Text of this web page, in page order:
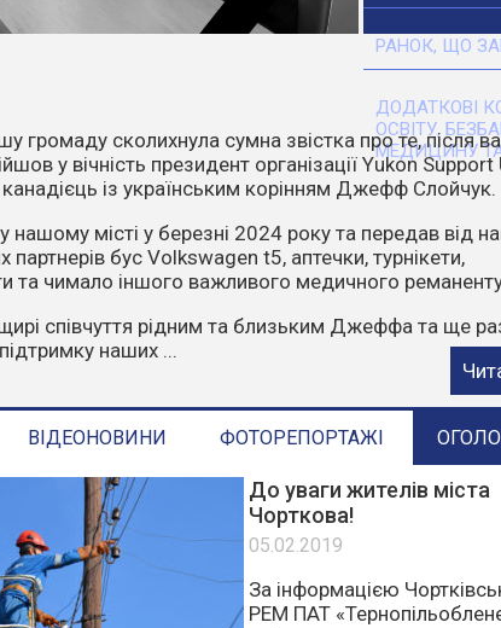
РАНОК, ЩО
ДОДАТКОВІ
ОСВІТУ,
МЕДИЦИНУ
днів температура повітря стає все вищою.
перетворюють навіть маленьку іскру на
що пожежі влітку найчастіше виникають через
Відділ з питань надзвичайних ситуацій та
у пожежонебезпечний період:
ВІДЕОНОВИНИ ФОТОРЕПОРТАЖІ
До уваги жителів міста
Чорткова!
05.02.2019